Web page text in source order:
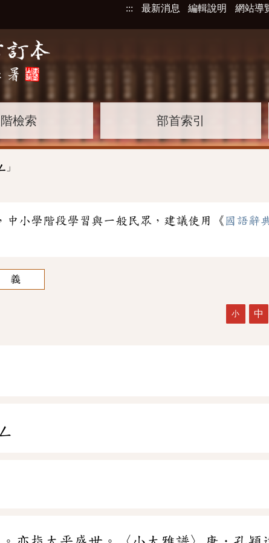
::: 最新消息 編輯說明 網站導
檢索 部首索引
」
，中小學階段學習與一般民眾，建議使用《 國語辭
義
小 中